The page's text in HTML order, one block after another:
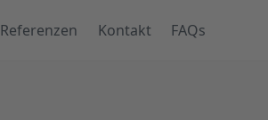
Referenzen Kontakt FAQs